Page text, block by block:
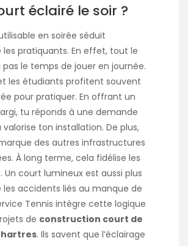
éclairé le soir ?
en soirée séduit
pratiquants. En effet, tout le
pas le temps de jouer en journée.
les étudiants profitent souvent
pour pratiquer. En offrant un
tu réponds à une demande
valorise ton installation. De plus,
des autres infrastructures
À long terme, cela fidélise les
Un court lumineux est aussi plus
les accidents liés au manque de
Tennis intègre cette logique
de construction court de
. Ils savent que l’éclairage